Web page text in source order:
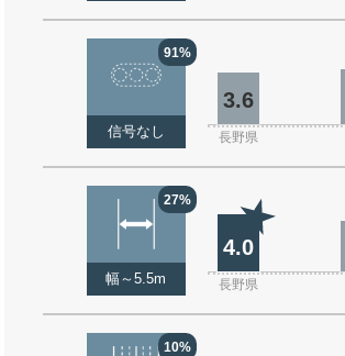
91%
信号なし
3.6
長野県
27%
幅～5.5m
4.0
長野県
10%